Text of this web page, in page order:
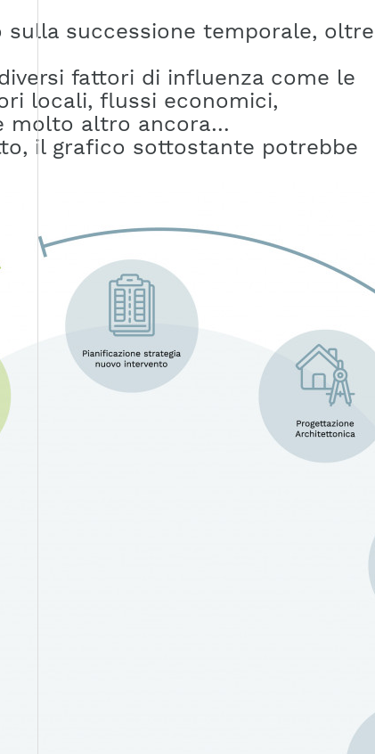
sulla successione temporale, oltre
fattori di influenza come le
locali, flussi economici,
molto altro ancora…
il grafico sottostante potrebbe